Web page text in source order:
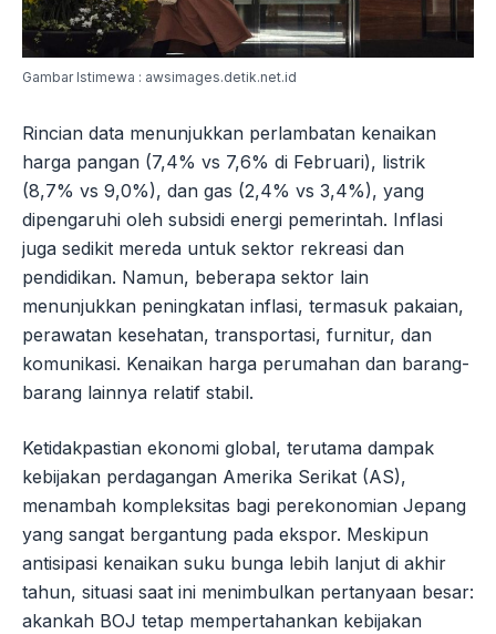
Gambar Istimewa : awsimages.detik.net.id
Rincian data menunjukkan perlambatan kenaikan
harga pangan (7,4% vs 7,6% di Februari), listrik
(8,7% vs 9,0%), dan gas (2,4% vs 3,4%), yang
dipengaruhi oleh subsidi energi pemerintah. Inflasi
juga sedikit mereda untuk sektor rekreasi dan
pendidikan. Namun, beberapa sektor lain
menunjukkan peningkatan inflasi, termasuk pakaian,
perawatan kesehatan, transportasi, furnitur, dan
komunikasi. Kenaikan harga perumahan dan barang-
barang lainnya relatif stabil.
Ketidakpastian ekonomi global, terutama dampak
kebijakan perdagangan Amerika Serikat (AS),
menambah kompleksitas bagi perekonomian Jepang
yang sangat bergantung pada ekspor. Meskipun
antisipasi kenaikan suku bunga lebih lanjut di akhir
tahun, situasi saat ini menimbulkan pertanyaan besar:
akankah BOJ tetap mempertahankan kebijakan